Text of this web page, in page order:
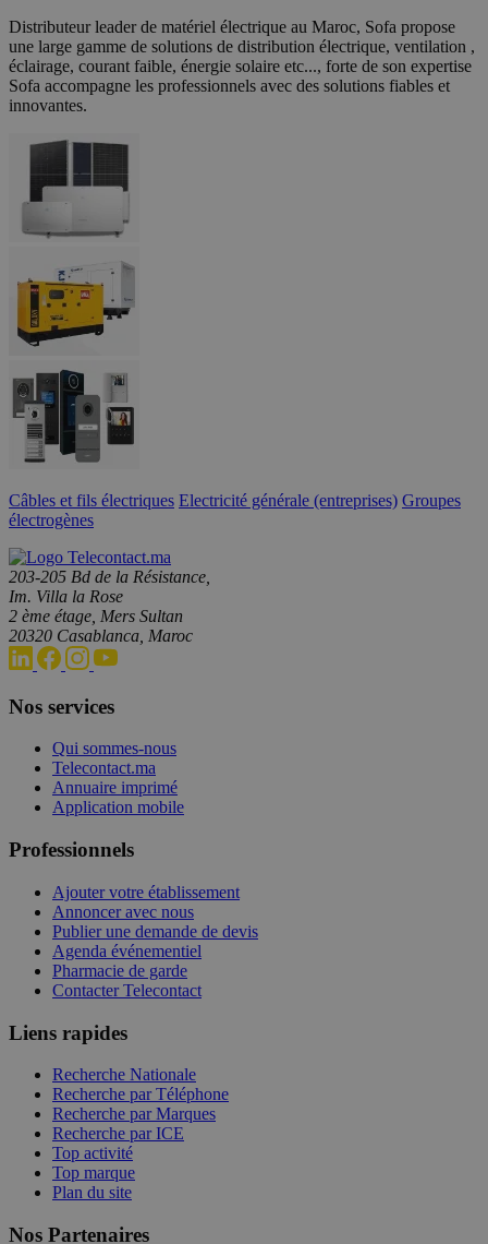
Distributeur leader de matériel électrique au Maroc, Sofa propose
une large gamme de solutions de distribution électrique, ventilation ,
éclairage, courant faible, énergie solaire etc..., forte de son expertise
Sofa accompagne les professionnels avec des solutions fiables et
innovantes.
Câbles et fils électriques Electricité générale (entreprises) Groupes
électrogènes
203-205 Bd de la Résistance,
Im. Villa la Rose
2 ème étage, Mers Sultan
20320 Casablanca, Maroc
Nos services
Qui sommes-nous
Telecontact.ma
Annuaire imprimé
Application mobile
Professionnels
Ajouter votre établissement
Annoncer avec nous
Publier une demande de devis
Agenda événementiel
Pharmacie de garde
Contacter Telecontact
Liens rapides
Recherche Nationale
Recherche par Téléphone
Recherche par Marques
Recherche par ICE
Top activité
Top marque
Plan du site
Nos Partenaires